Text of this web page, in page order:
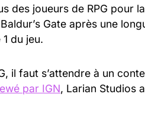
des joueurs de RPG pour
Gate après une
du jeu.
il faut s’attendre à un
par IGN, Larian Studios